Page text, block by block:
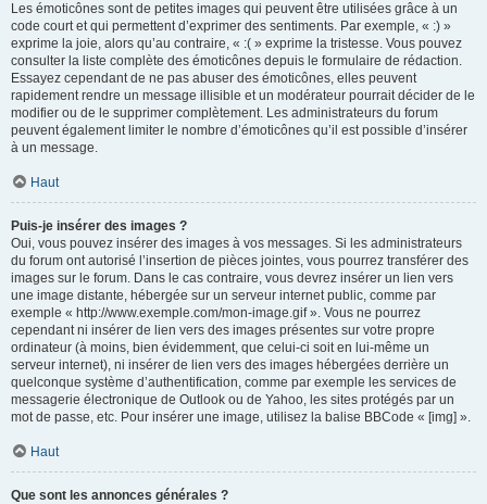
Les émoticônes sont de petites images qui peuvent être utilisées grâce à un
code court et qui permettent d’exprimer des sentiments. Par exemple, « :) »
exprime la joie, alors qu’au contraire, « :( » exprime la tristesse. Vous pouvez
consulter la liste complète des émoticônes depuis le formulaire de rédaction.
Essayez cependant de ne pas abuser des émoticônes, elles peuvent
rapidement rendre un message illisible et un modérateur pourrait décider de le
modifier ou de le supprimer complètement. Les administrateurs du forum
peuvent également limiter le nombre d’émoticônes qu’il est possible d’insérer
à un message.
Haut
Puis-je insérer des images ?
Oui, vous pouvez insérer des images à vos messages. Si les administrateurs
du forum ont autorisé l’insertion de pièces jointes, vous pourrez transférer des
images sur le forum. Dans le cas contraire, vous devrez insérer un lien vers
une image distante, hébergée sur un serveur internet public, comme par
exemple « http://www.exemple.com/mon-image.gif ». Vous ne pourrez
cependant ni insérer de lien vers des images présentes sur votre propre
ordinateur (à moins, bien évidemment, que celui-ci soit en lui-même un
serveur internet), ni insérer de lien vers des images hébergées derrière un
quelconque système d’authentification, comme par exemple les services de
messagerie électronique de Outlook ou de Yahoo, les sites protégés par un
mot de passe, etc. Pour insérer une image, utilisez la balise BBCode « [img] ».
Haut
Que sont les annonces générales ?